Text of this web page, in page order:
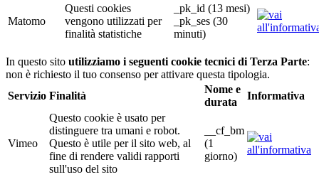
Matomo
Questi cookies
vengono utilizzati per
finalità statistiche
_pk_id (13 mesi)
_pk_ses (30
minuti)
In questo sito utilizziamo i seguenti cookie tecnici di Terza Parte:
non è richiesto il tuo consenso per attivare questa tipologia.
Servizio Finalità
Nome e
durata
Informativa
Vimeo
Questo cookie è usato per
distinguere tra umani e robot.
Questo è utile per il sito web, al
fine di rendere validi rapporti
sull'uso del sito
__cf_bm
(1
giorno)